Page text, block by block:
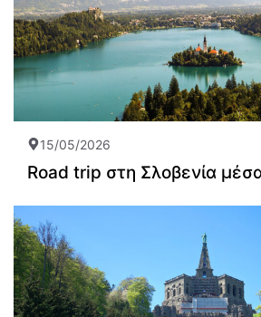
15/05/2026
Road trip στη Σλοβενία